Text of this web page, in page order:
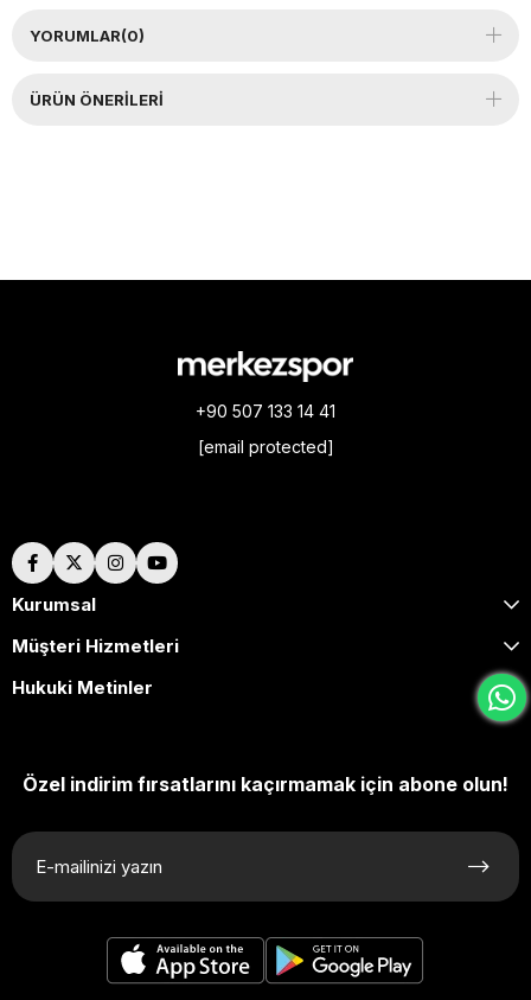
YORUMLAR(0)
ÜRÜN ÖNERILERI
+90 507 133 14 41
[email protected]
Kurumsal
Müşteri Hizmetleri
Hukuki Metinler
Özel indirim fırsatlarını kaçırmamak için abone olun!